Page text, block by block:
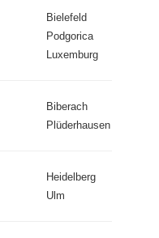
Bielefeld
Podgorica
Luxemburg
Biberach
Plüderhausen
Heidelberg
Ulm